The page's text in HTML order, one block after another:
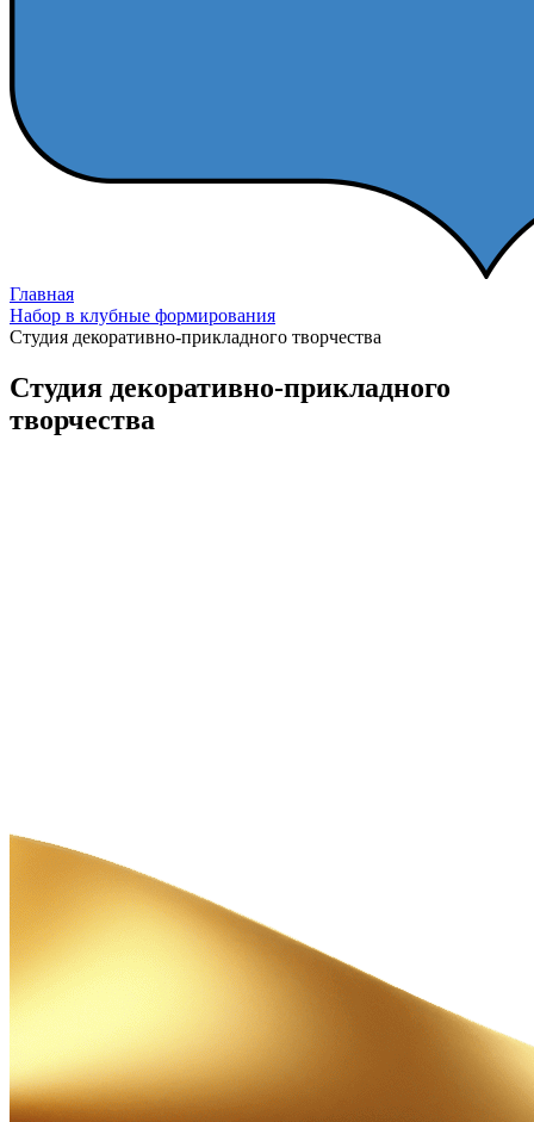
Главная
Набор в клубные формирования
Студия декоративно-прикладного творчества
Студия декоративно-прикладного
творчества